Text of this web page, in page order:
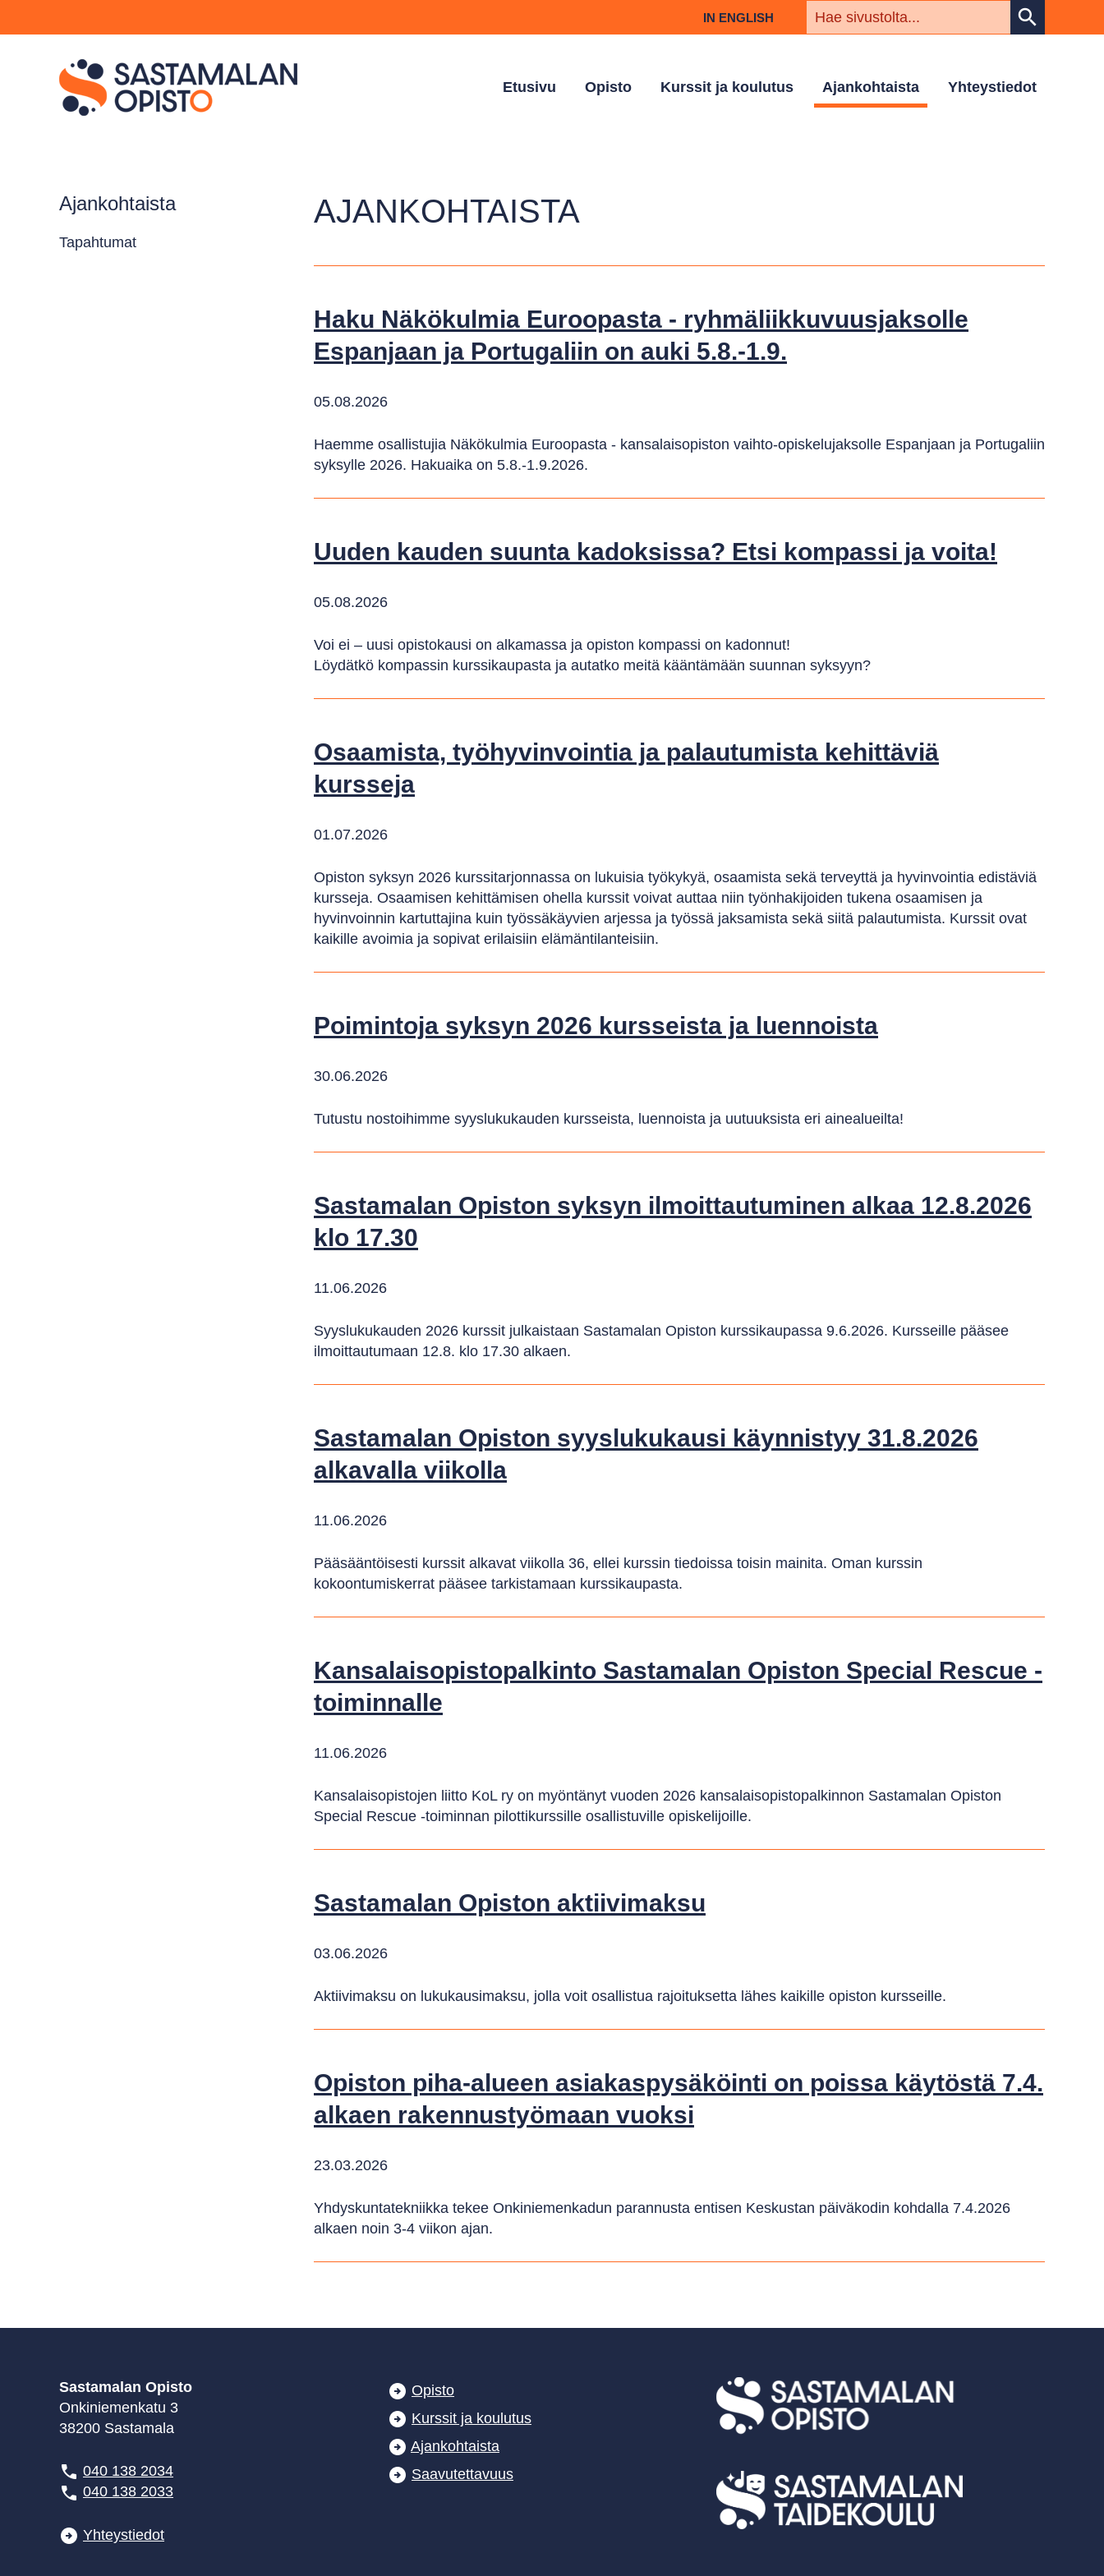
IN ENGLISH search
Etusivu Opisto Kurssit ja koulutus Ajankohtaista Yhteystiedot
Ajankohtaista
Tapahtumat
AJANKOHTAISTA
Haku Näkökulmia Euroopasta - ryhmäliikkuvuusjaksolle
Espanjaan ja Portugaliin on auki 5.8.-1.9.
05.08.2026
Haemme osallistujia Näkökulmia Euroopasta - kansalaisopiston vaihto-opiskelujaksolle Espanjaan ja Portugaliin
syksylle 2026. Hakuaika on 5.8.-1.9.2026.
Uuden kauden suunta kadoksissa? Etsi kompassi ja voita!
05.08.2026
Voi ei – uusi opistokausi on alkamassa ja opiston kompassi on kadonnut!
Löydätkö kompassin kurssikaupasta ja autatko meitä kääntämään suunnan syksyyn?
Osaamista, työhyvinvointia ja palautumista kehittäviä
kursseja
01.07.2026
Opiston syksyn 2026 kurssitarjonnassa on lukuisia työkykyä, osaamista sekä terveyttä ja hyvinvointia edistäviä
kursseja. Osaamisen kehittämisen ohella kurssit voivat auttaa niin työnhakijoiden tukena osaamisen ja
hyvinvoinnin kartuttajina kuin työssäkäyvien arjessa ja työssä jaksamista sekä siitä palautumista. Kurssit ovat
kaikille avoimia ja sopivat erilaisiin elämäntilanteisiin.
Poimintoja syksyn 2026 kursseista ja luennoista
30.06.2026
Tutustu nostoihimme syyslukukauden kursseista, luennoista ja uutuuksista eri ainealueilta!
Sastamalan Opiston syksyn ilmoittautuminen alkaa 12.8.2026
klo 17.30
11.06.2026
Syyslukukauden 2026 kurssit julkaistaan Sastamalan Opiston kurssikaupassa 9.6.2026. Kursseille pääsee
ilmoittautumaan 12.8. klo 17.30 alkaen.
Sastamalan Opiston syyslukukausi käynnistyy 31.8.2026
alkavalla viikolla
11.06.2026
Pääsääntöisesti kurssit alkavat viikolla 36, ellei kurssin tiedoissa toisin mainita. Oman kurssin
kokoontumiskerrat pääsee tarkistamaan kurssikaupasta.
Kansalaisopistopalkinto Sastamalan Opiston Special Rescue -
toiminnalle
11.06.2026
Kansalaisopistojen liitto KoL ry on myöntänyt vuoden 2026 kansalaisopistopalkinnon Sastamalan Opiston
Special Rescue -toiminnan pilottikurssille osallistuville opiskelijoille.
Sastamalan Opiston aktiivimaksu
03.06.2026
Aktiivimaksu on lukukausimaksu, jolla voit osallistua rajoituksetta lähes kaikille opiston kursseille.
Opiston piha-alueen asiakaspysäköinti on poissa käytöstä 7.4.
alkaen rakennustyömaan vuoksi
23.03.2026
Yhdyskuntatekniikka tekee Onkiniemenkadun parannusta entisen Keskustan päiväkodin kohdalla 7.4.2026
alkaen noin 3-4 viikon ajan.
Sastamalan Opisto
Onkiniemenkatu 3
38200 Sastamala
040 138 2034
040 138 2033
Yhteystiedot
Opisto
Kurssit ja koulutus
Ajankohtaista
Saavutettavuus